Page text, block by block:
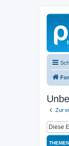
Zur
THEMEN